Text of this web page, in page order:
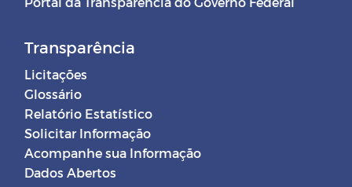
Transparência
Licitações
Glossário
Relatório Estatístico
Solicitar Informação
Acompanhe sua Informação
Dados Abertos